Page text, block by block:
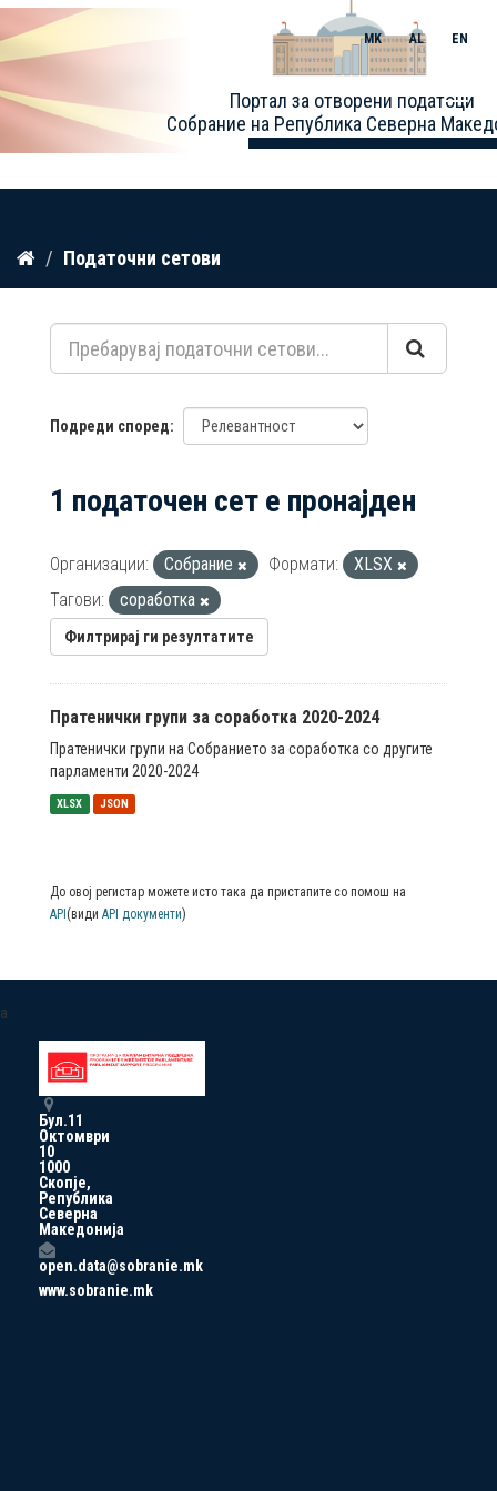
Прескокнете
содржина
Портал за отворени податоци
Собрание на Република Северна
MK AL EN
Toggle
Податочни сетови
Подреди според
1 податочен сет е пронајден
Организации: Собрание Формати:
XLSX
Тагови:
соработка
Филтрирај ги резултатите
Пратенички групи за соработка 2020-2024
Пратенички групи на Собранието за соработка со другите
парламенти 2020-2024
XLSX JSON
До овој регистар можете исто така да пристапите со помош на
API (види API документи)
a
Бул.11
Октомври
10
1000
Скопје,
Република
Северна
Македонија
open.data@sobranie.mk
www.sobranie.mk